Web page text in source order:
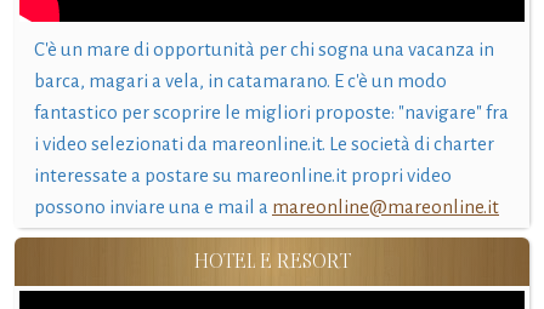
C'è un mare di opportunità per chi sogna una vacanza in
barca, magari a vela, in catamarano. E c'è un modo
fantastico per scoprire le migliori proposte: "navigare" fra
i video selezionati da mareonline.it. Le società di charter
interessate a postare su mareonline.it propri video
possono inviare una e mail a mareonline@mareonline.it
HOTEL E RESORT